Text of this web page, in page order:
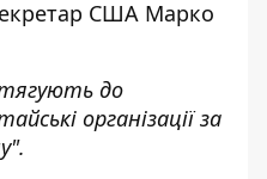
США Марко
до
організації за